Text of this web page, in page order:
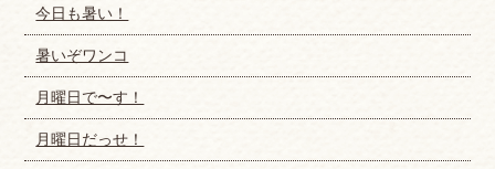
今日も暑い！
暑いぞワンコ
月曜日で〜す！
月曜日だっせ！